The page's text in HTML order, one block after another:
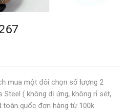
mua một đôi chọn số lượng 2
Steel ( không dị ứng, không rỉ sét,
toàn quốc đơn hàng từ 100k